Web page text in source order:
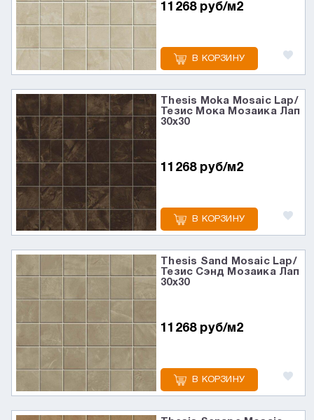
11268 руб/м2
В КОРЗИНУ
Thesis Moka Mosaic Lap/
Тезис Мока Мозаика Лап
30x30
11268 руб/м2
В КОРЗИНУ
Thesis Sand Mosaic Lap/
Тезис Сэнд Мозаика Лап
30x30
11268 руб/м2
В КОРЗИНУ